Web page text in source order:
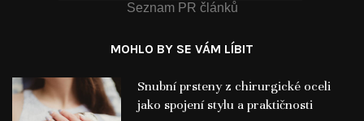
Seznam PR článků
MOHLO BY SE VÁM LÍBIT
Snubní prsteny z chirurgické oceli
jako spojení stylu a praktičnosti